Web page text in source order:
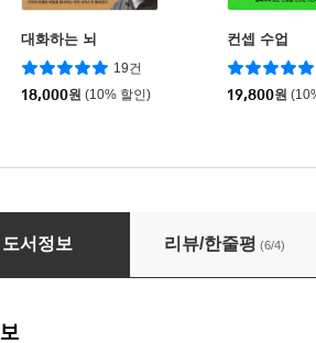
대화하는 뇌
19건
18,000원 (10% 할인)
컨셉 수업
19,800원
도서정보 리뷰/한줄평 (6/4)